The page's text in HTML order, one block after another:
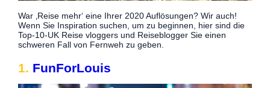
War ‚Reise mehr‘ eine Ihrer 2020 Auflösungen? Wir auch!
Wenn Sie Inspiration suchen, um zu beginnen, hier sind die
Top-10-UK Reise vloggers und Reiseblogger Sie einen
schweren Fall von Fernweh zu geben.
1. FunForLouis